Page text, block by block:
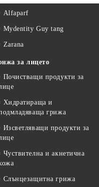
Alfaparf
Mydentity Guy tang
Zarana
за лицето
Почистващи продукти за
Хидратираща и
грижа
Изсветляващи продукти за
Чуствителна и акнетична
Слънцезащитна грижа